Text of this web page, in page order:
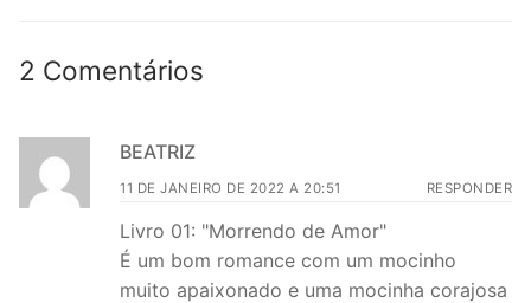
2 Comentários
BEATRIZ
11 DE JANEIRO DE 2022 A 20:51 RESPONDER
Livro 01: "Morrendo de Amor"
É um bom romance com um mocinho
muito apaixonado e uma mocinha corajosa